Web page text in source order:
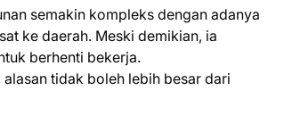
semakin kompleks dengan adanya
ke daerah. Meski demikian, ia
berhenti bekerja.
tidak boleh lebih besar dari